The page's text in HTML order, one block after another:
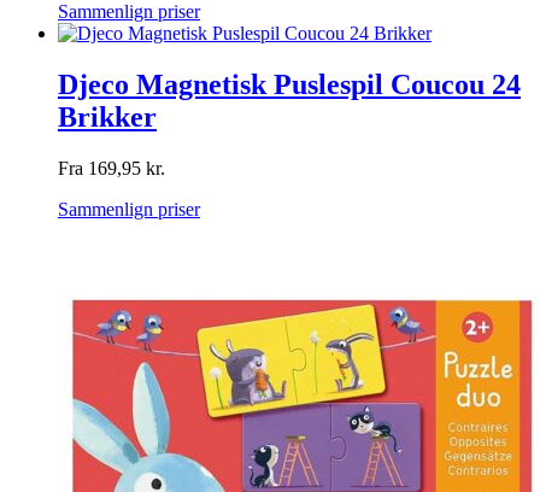
Sammenlign priser
Djeco Magnetisk Puslespil Coucou 24
Brikker
Fra 169,95 kr.
Sammenlign priser